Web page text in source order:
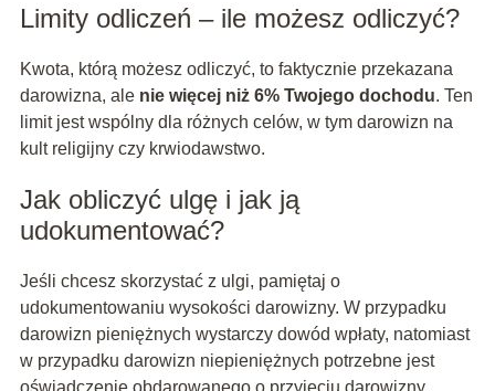
Limity odliczeń – ile możesz odliczyć?
Kwota, którą możesz odliczyć, to faktycznie przekazana
darowizna, ale nie więcej niż 6% Twojego dochodu. Ten
limit jest wspólny dla różnych celów, w tym darowizn na
kult religijny czy krwiodawstwo.
Jak obliczyć ulgę i jak ją
udokumentować?
Jeśli chcesz skorzystać z ulgi, pamiętaj o
udokumentowaniu wysokości darowizny. W przypadku
darowizn pieniężnych wystarczy dowód wpłaty, natomiast
w przypadku darowizn niepieniężnych potrzebne jest